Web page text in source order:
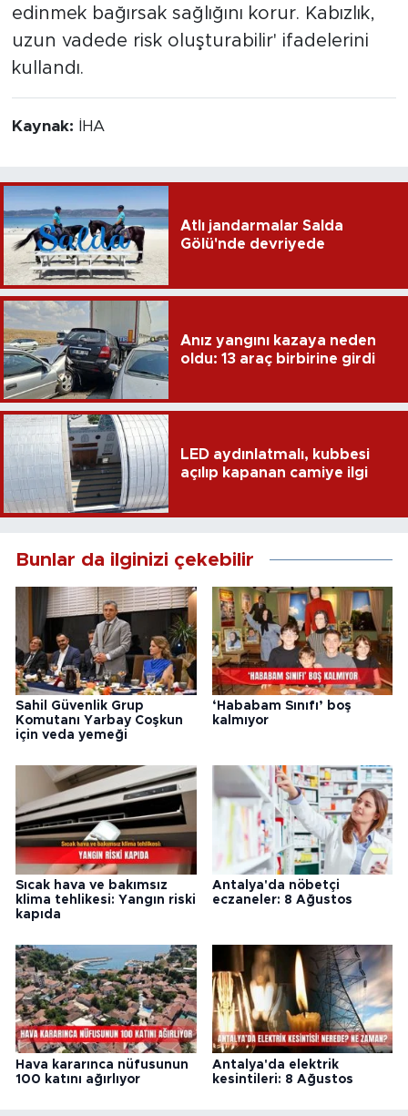
edinmek bağırsak sağlığını korur. Kabızlık,
uzun vadede risk oluşturabilir' ifadelerini
kullandı.
Kaynak: İHA
Atlı jandarmalar Salda
Gölü'nde devriyede
Anız yangını kazaya neden
oldu: 13 araç birbirine girdi
LED aydınlatmalı, kubbesi
açılıp kapanan camiye ilgi
Bunlar da ilginizi çekebilir
Sahil Güvenlik Grup
Komutanı Yarbay Coşkun
için veda yemeği
‘Hababam Sınıfı’ boş
kalmıyor
Sıcak hava ve bakımsız
klima tehlikesi: Yangın riski
kapıda
Antalya'da nöbetçi
eczaneler: 8 Ağustos
Hava kararınca nüfusunun
100 katını ağırlıyor
Antalya'da elektrik
kesintileri: 8 Ağustos